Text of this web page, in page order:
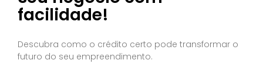
facilidade!
Descubra como o crédito certo pode transformar o
futuro do seu empreendimento.